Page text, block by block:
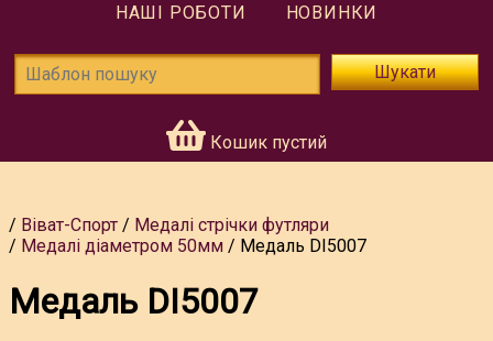
НАШІ РОБОТИ НОВИНКИ
Шукати
Кошик пустий
Віват-Спорт
Медалі стрічки футляри
Медалі діаметром 50мм
Медаль DI5007
Медаль DI5007